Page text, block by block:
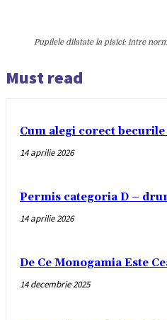
Pupilele dilatate la pisici: intre
Must read
Cum alegi corect
14 aprilie 2026
Permis categoria D –
14 aprilie 2026
De Ce Monogamia Este
14 decembrie 2025